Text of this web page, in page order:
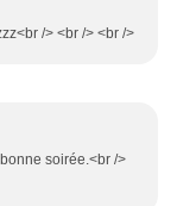
/> <br /> <br />
soirée.<br />